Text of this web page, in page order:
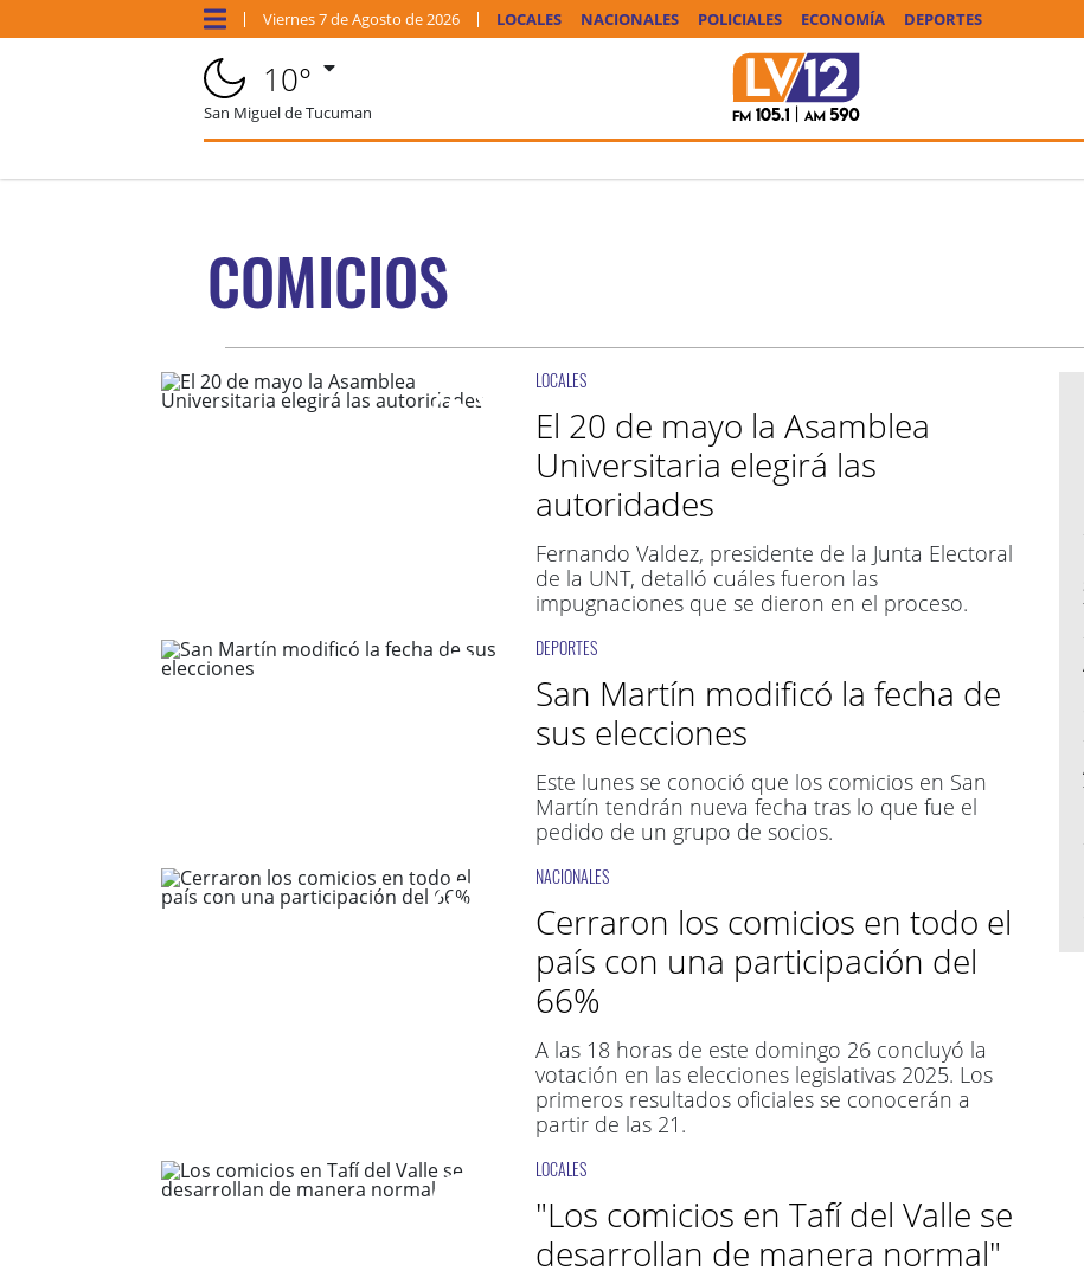
Viernes7 deAgosto de 2026 LOCALES NACIONALES POLICIALES ECONOMÍA DEPORTES
10°
San Miguel de Tucuman
COMICIOS
LOCALES
El 20 de mayo la Asamblea
Universitaria elegirá las
autoridades
Fernando Valdez, presidente de la Junta Electoral
de la UNT, detalló cuáles fueron las
impugnaciones que se dieron en el proceso.
DEPORTES
San Martín modificó la fecha de
sus elecciones
Este lunes se conoció que los comicios en San
Martín tendrán nueva fecha tras lo que fue el
pedido de un grupo de socios.
NACIONALES
Cerraron los comicios en todo el
país con una participación del
66%
A las 18 horas de este domingo 26 concluyó la
votación en las elecciones legislativas 2025. Los
primeros resultados oficiales se conocerán a
partir de las 21.
LOCALES
"Los comicios en Tafí del Valle se
desarrollan de manera normal"